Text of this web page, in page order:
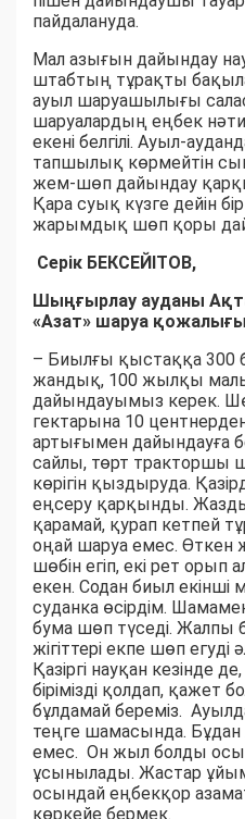
пайдалануда.
Мал азығын дайындау
штабтың тұрақты
ауыл шаруашылығы
шаруалардың еңбек
екені белгілі. Ауыл-
тапшылық көрмейтін
жем-шөп дайындау
Қара суық күзге дейін
жарымдық шөп қоры
Серік БЕКСЕЙІТОВ,
Шыңғырлау ауданы
«Азат» шаруа
– Биылғы қыстаққа 300
жандық, 100 жылқы
дайындауымыз керек.
гектарына 10
артығымен дайындауға
сайлы, төрт тракторшы
көрігін қыздыруда.
еңсеру қарқынды.
қарамай, қурап кетпей
оңай шаруа емес. Өткен
шөбін егіп, екі рет
екен. Содан биыл екінші
суданка өсірдім.
бума шөп түседі. Жалпы
жігіттері екпе шөп
Қазіргі науқан кезінде
бірімізді қолдап, қажет
бұлдамай береміз.
теңге шамасында. Бұдан
емес. Он жыл болды
ұсынылады. Жастар
осындай еңбекқор
көркейе бермек.